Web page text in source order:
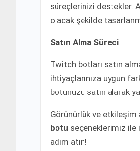
süreçlerinizi destekler.
olacak şekilde
Satın Alma Süreci
Twitch botları satın
ihtiyaçlarınıza uygun
botunuzu satın alarak
Görünürlük ve etkileşim
botu seçeneklerimiz ile
adım atın!